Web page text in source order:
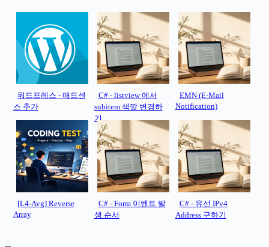
워드프레스 - 애드센
스 추가
C# - listview 에서
subitem 색깔 변경하
기
EMN (E-Mail
Notification)
[L4-Avg] Reverse
Array
C# - Form 이벤트 발
생 순서
C# - 유선 IPv4
Address 구하기